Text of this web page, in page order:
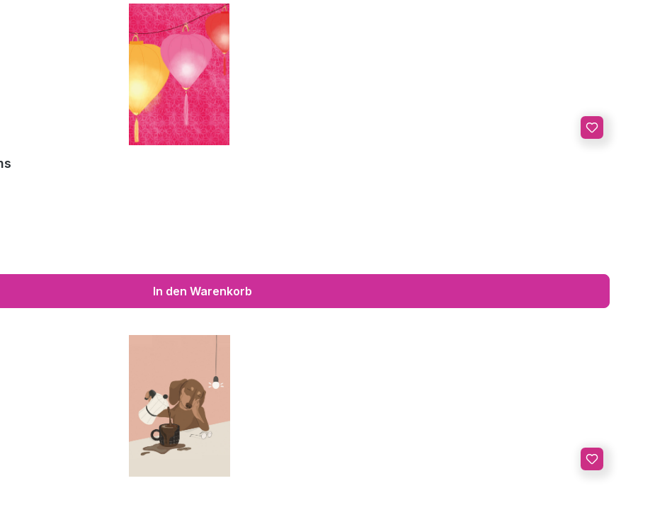
In den Warenkorb